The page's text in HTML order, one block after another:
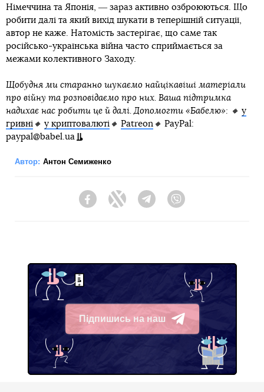
Німеччина та Японія, ― зараз активно озброюються. Що
робити далі та який вихід шукати в теперішній ситуації,
автор не каже. Натомість застерігає, що саме так
російсько-українська війна часто сприймається за
межами колективного Заходу.
Щобудня ми старанно шукаємо найцікавіші матеріали
про війну та розповідаємо про них. Ваша підтримка
надихає нас робити це й далі. Допомогти «Бабелю»: 🔸 у
гривні 🔸 у криптовалюті 🔸 Patreon 🔸 PayPal:
paypal@babel.ua
Автор: Антон Семиженко
FacebookTwitter Telegram
Підпишись на наш
Telegram